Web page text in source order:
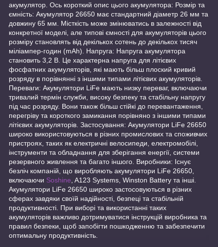
акумулятор. Ось короткий опис цього акумулятора: Розмір та
ємність: Акумулятор 26650 має стандартний діаметр 26 мм та
довжину 65 мм. Місткість може змінюватись в залежності від
конкретної моделі, але типові ємності для акумуляторів цього
розміру становлять від декількох сотень до декількох тисяч
міліампер-годин (mAh). Напруга: Напруга акумулятора
становить 3,2 В. Це характерна напруга для літієвих
фосфатних акумуляторів, які мають більш плоский кривий
розряду в порівнянні з іншими типами літієвих акумуляторів.
Переваги: Акумулятори LiFe мають низку переваг, включаючи
тривалий термін служби, високу безпеку та стабільну напругу
під час розряду. Вони також більш стійкі до перевантаження,
перегріву та короткого замикання порівняно з іншими типами
літієвих акумуляторів. Застосування: Акумулятори LiFe 26650
широко використовуються в різних промислових та споживчих
пристроях, таких як електричні велосипеди, електромобілі,
інструменти та обладнання для зберігання енергії, системи
резервного живлення та багато іншого. Виробники: Існує
безліч компаній, що виробляють акумулятори LiFe 26650,
включаючи Soshine , A123 Systems, Winston Battery та інші.
Акумулятори LiFe 26650 широко застосовуються в різних
сферах завдяки своїй надійності, безпеці та стабільній
продуктивності. При виборі та використанні таких
акумуляторів важливо дотримуватися інструкцій виробника та
правил безпеки, щоб запобігти пошкодженню та забезпечити
оптимальну продуктивність.